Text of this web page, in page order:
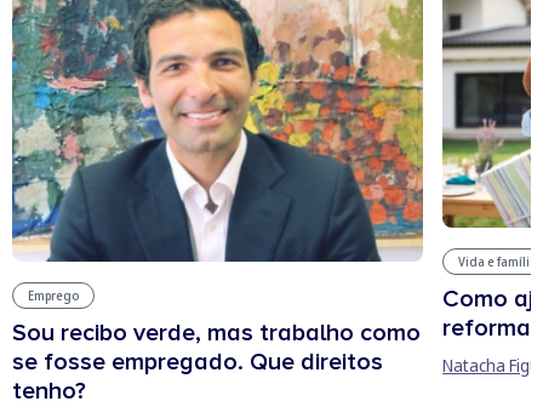
Emprego
Sou recibo verde, mas trabalho como
se fosse empregado. Que direitos
tenho?
Vida e família
Como
reforma
Natacha